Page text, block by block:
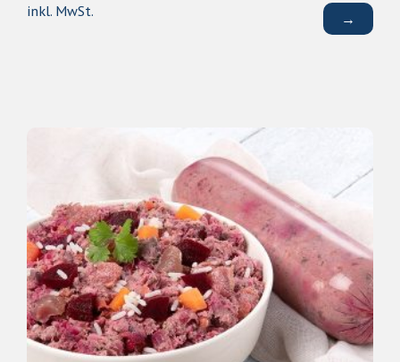
inkl. MwSt. →